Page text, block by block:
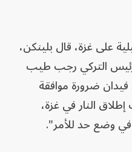
على غزة، قال بلينكن،
التركي رجب طيب
فيدان ضرورة موافقة
النار في غزة،
وضع حد للأمر".